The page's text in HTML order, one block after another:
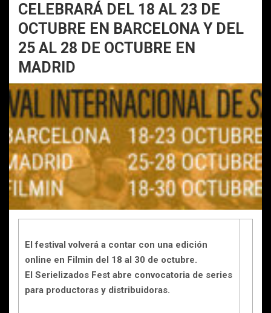
CELEBRARÁ DEL 18 AL 23 DE
OCTUBRE EN BARCELONA Y DEL
25 AL 28 DE OCTUBRE EN
MADRID
El festival volverá a contar con una edición
online en Filmin del 18 al 30 de octubre.
El Serielizados Fest abre convocatoria de series
para productoras y distribuidoras.